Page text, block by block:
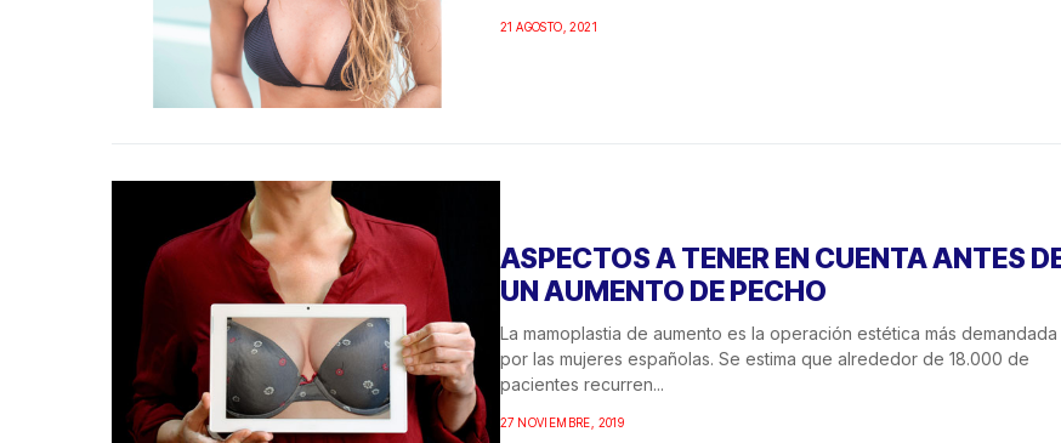
21 AGOSTO, 2021
ASPECTOS A TENER EN CUENTA ANTES
UN AUMENTO DE PECHO
La mamoplastia de aumento es la operación estética más demandada
por las mujeres españolas. Se estima que alrededor de 18.000 de
pacientes recurren...
27 NOVIEMBRE, 2019